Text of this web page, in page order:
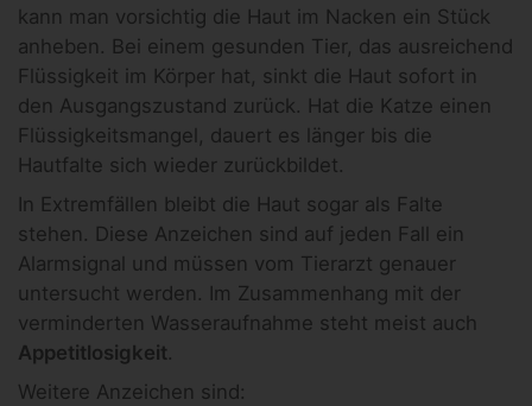
kann man vorsichtig die Haut im Nacken ein Stück
anheben. Bei einem gesunden Tier, das ausreichend
Flüssigkeit im Körper hat, sinkt die Haut sofort in
den Ausgangszustand zurück. Hat die Katze einen
Flüssigkeitsmangel, dauert es länger bis die
Hautfalte sich wieder zurückbildet.
In Extremfällen bleibt die Haut sogar als Falte
stehen. Diese Anzeichen sind auf jeden Fall ein
Alarmsignal und müssen vom Tierarzt genauer
untersucht werden. Im Zusammenhang mit der
verminderten Wasseraufnahme steht meist auch
Appetitlosigkeit.
Weitere Anzeichen sind: